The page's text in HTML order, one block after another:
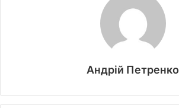
Андрій Петренко